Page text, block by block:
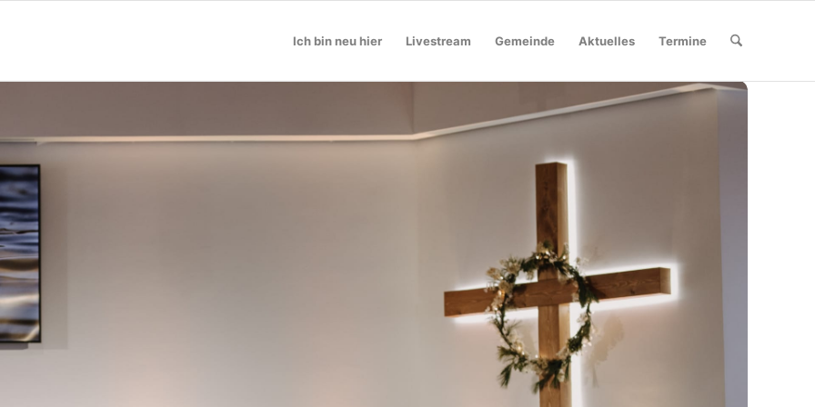
Ich bin neu hier Livestream Gemeinde Aktuelles Termine